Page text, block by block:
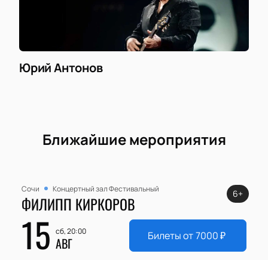
Юрий Антонов
Ближайшие мероприятия
Сочи Концертный зал Фестивальный
ФИЛИПП КИРКОРОВ
15 сб, 20:00
АВГ
6+
Билеты от7000₽